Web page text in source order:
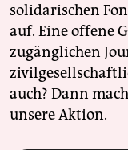
solidarischen
auf. Eine offene
zugänglichen
auch? Dann
unsere Aktion.